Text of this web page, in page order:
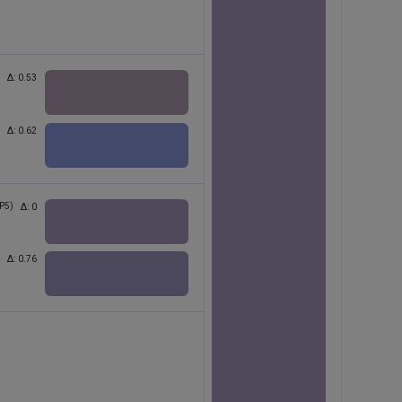
Δ: 0.53
Δ: 0.62
Δ: 0
Δ: 0.76